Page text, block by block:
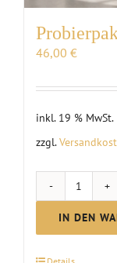
46,00 €
inkl. 19 % MwSt.
zzgl.
Menge
IN DEN